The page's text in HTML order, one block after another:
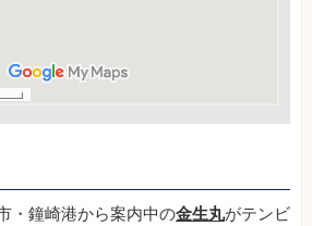
・鐘崎港から案内中の金生丸がテンビ